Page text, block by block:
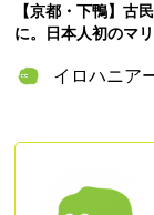
【京都・下鴨】古
に。日本人初のマ
どる「WAKISAKA
イロハニア